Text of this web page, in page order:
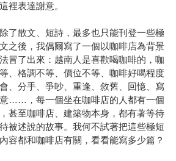
裡表達謝意。
了散文、短詩，最多也只能刊登一些極
之後，我偶爾寫了一個以咖啡店為背景
冒了出來：越南人是喜歡喝咖啡的，咖
、格調不等、價位不等、咖啡好喝程度
、分手、爭吵、重逢、敘舊、回憶、寫
……，每一個坐在咖啡店的人都有一個
甚至咖啡店、建築物本身，都有著等待
被述說的故事。我何不試著把這些極短
容都和咖啡店有關，看看能寫多少篇？